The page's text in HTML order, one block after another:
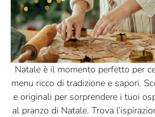
Natale è il momento perfetto per
menu ricco di tradizione e sapori.
e originali per sorprendere i tuoi
al pranzo di Natale. Trova